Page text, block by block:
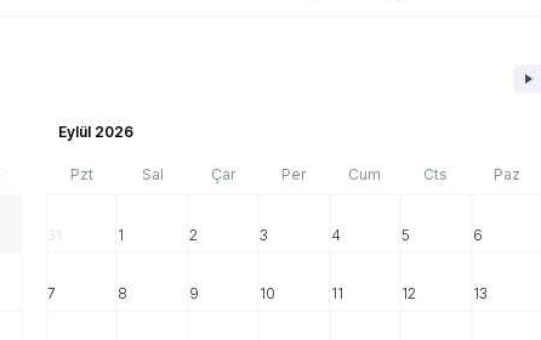
Eylül 2026
Pzt Sal Çar Per Cum Cts Paz
31 1 2 3 4 5 6
7 8 9 10 11 12 13